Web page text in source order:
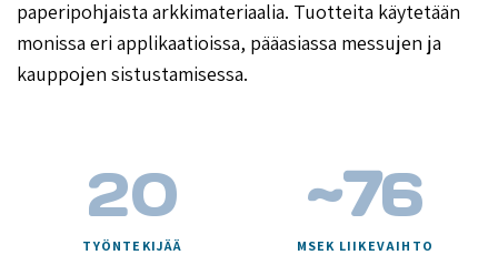
paperipohjaista arkkimateriaalia. Tuotteita käytetään
monissa eri applikaatioissa, pääasiassa messujen ja
kauppojen sistustamisessa.
20
TYÖNTEKIJÄÄ
~76
MSEK LIIKEVAIHTO